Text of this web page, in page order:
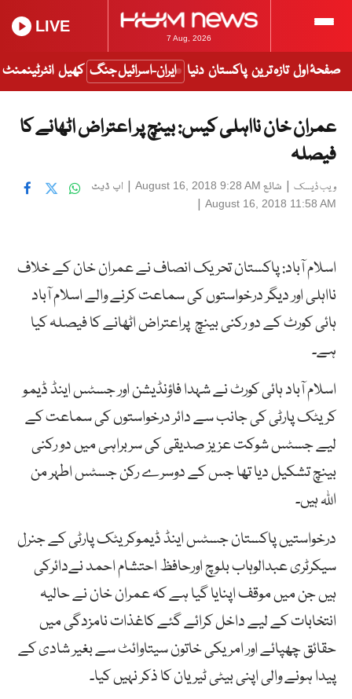
7 Aug, 2026
LIVE
صفحۂ اول تازہ ترین پاکستان دنیا ایران-اسرائیل جنگ کھیل انٹرٹینمنٹ
عمران خان نااہلی کیس: بینچ پر اعتراض اٹھانے کا
فیصلہ
ویب ڈیسک | شائع August 16, 2018 9:28 AM
| اپ ڈیٹ
August 16, 2018 11:58 AM
|
اسلام آباد: پاکستان تحریک انصاف نے عمران خان کے خلاف
نااہلی اور دیگر درخواستوں کی سماعت کرنے والے اسلام آباد
ہائی کورٹ کے دو رکنی بینچ پراعتراض اٹھانے کا فیصلہ کیا
ہے۔
اسلام آباد ہائی کورٹ نے شہدا فاؤنڈیشن اور جسٹس اینڈ ڈیمو
کریٹک پارٹی کی جانب سے دائر درخواستوں کی سماعت کے
لیے جسٹس شوکت عزیز صدیقی کی سربراہی میں دو رکنی
بینچ تشکیل دیا تھا جس کے دوسرے رکن جسٹس اطہر من
اللہ ہیں۔
درخواستیں پاکستان جسٹس اینڈ ڈیموکریٹک پارٹی کے جنرل
سیکرٹری عبدالوہاب بلوچ اورحافظ احتشام احمد نےدائرکی
ہیں جن میں موقف اپنایا گیا ہے کہ عمران خان نے حالیہ
انتخابات کے لیے داخل کرائے گئے کاغذات نامزدگی میں
حقائق چھپائے اور امریکی خاتون سیتاوائٹ سے بغیر شادی کے
پیدا ہونے والی اپنی بیٹی ٹیریان کا ذکر نہیں کیا۔